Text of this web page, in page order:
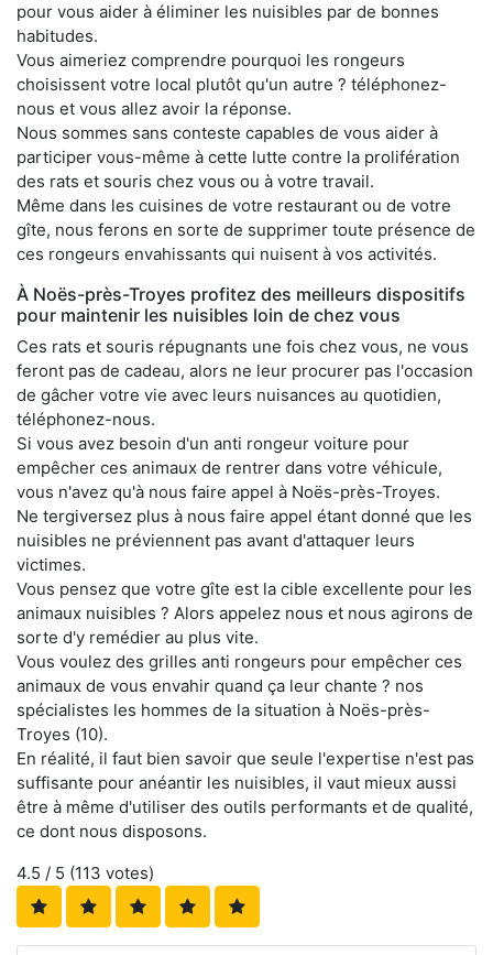
pour vous aider à éliminer les nuisibles par de bonnes
habitudes.
Vous aimeriez comprendre pourquoi les rongeurs
choisissent votre local plutôt qu'un autre ? téléphonez-
nous et vous allez avoir la réponse.
Nous sommes sans conteste capables de vous aider à
participer vous-même à cette lutte contre la prolifération
des rats et souris chez vous ou à votre travail.
Même dans les cuisines de votre restaurant ou de votre
gîte, nous ferons en sorte de supprimer toute présence de
ces rongeurs envahissants qui nuisent à vos activités.
À Noës-près-Troyes profitez des meilleurs dispositifs
pour maintenir les nuisibles loin de chez vous
Ces rats et souris répugnants une fois chez vous, ne vous
feront pas de cadeau, alors ne leur procurer pas l'occasion
de gâcher votre vie avec leurs nuisances au quotidien,
téléphonez-nous.
Si vous avez besoin d'un anti rongeur voiture pour
empêcher ces animaux de rentrer dans votre véhicule,
vous n'avez qu'à nous faire appel à Noës-près-Troyes.
Ne tergiversez plus à nous faire appel étant donné que les
nuisibles ne préviennent pas avant d'attaquer leurs
victimes.
Vous pensez que votre gîte est la cible excellente pour les
animaux nuisibles ? Alors appelez nous et nous agirons de
sorte d'y remédier au plus vite.
Vous voulez des grilles anti rongeurs pour empêcher ces
animaux de vous envahir quand ça leur chante ? nos
spécialistes les hommes de la situation à Noës-près-
Troyes (10).
En réalité, il faut bien savoir que seule l'expertise n'est pas
suffisante pour anéantir les nuisibles, il vaut mieux aussi
être à même d'utiliser des outils performants et de qualité,
ce dont nous disposons.
4.5 / 5 (113 votes)